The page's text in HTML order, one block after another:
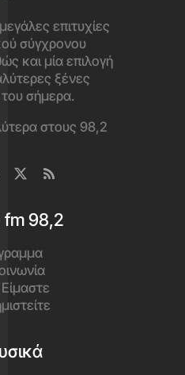
επιτυχίες
σύγχρονου
και μία επιλογή
ξένες
του σήμερα.
στους 98,2
fm 98,2
Είμαστε